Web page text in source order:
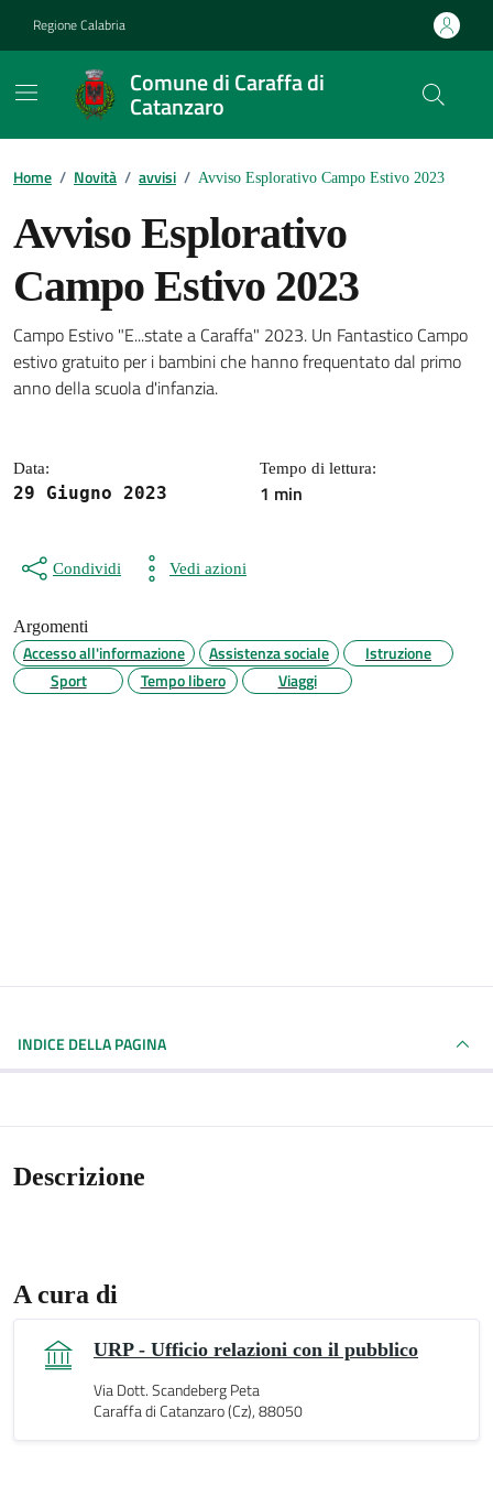
Regione Calabria
Comune di Caraffa di
Catanzaro
Home / Novità / avvisi / Avviso Esplorativo Campo Estivo 2023
Avviso Esplorativo
Campo Estivo 2023
Dettagli della notizia
Campo Estivo "E...state a Caraffa" 2023. Un Fantastico Campo
estivo gratuito per i bambini che hanno frequentato dal primo
anno della scuola d'infanzia.
Data:
29 Giugno 2023
Tempo di lettura:
1 min
Condividi Vedi azioni
Argomenti
Accesso all'informazione Assistenza sociale
Istruzione
Sport
Tempo libero Viaggi
INDICE DELLA PAGINA
Descrizione
A cura di
URP - Ufficio relazioni con il pubblico
Via Dott. Scandeberg Peta
Caraffa di Catanzaro (Cz), 88050